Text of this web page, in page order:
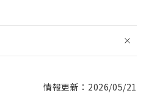
情報更新：2026/05/21